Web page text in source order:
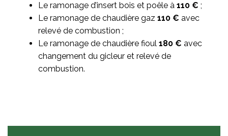
Le ramonage d’insert bois et poêle à 110 € ;
Le ramonage de chaudière gaz 110 € avec
relevé de combustion ;
Le ramonage de chaudière fioul 180 € avec
changement du gicleur et relevé de
combustion.